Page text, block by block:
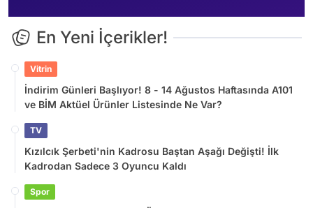
En Yeni İçerikler!
Vitrin
İndirim Günleri Başlıyor! 8 - 14 Ağustos Haftasında A101
ve BİM Aktüel Ürünler Listesinde Ne Var?
TV
Kızılcık Şerbeti'nin Kadrosu Baştan Aşağı Değişti! İlk
Kadrodan Sadece 3 Oyuncu Kaldı
Spor